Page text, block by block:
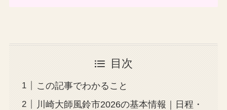
目次
この記事でわかること
川崎大師風鈴市2026の基本情報｜日程・